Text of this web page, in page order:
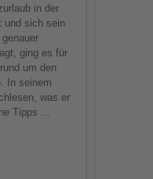
in der
und sich sein
ging es für
um den
In seinem
was er
Tipps ...